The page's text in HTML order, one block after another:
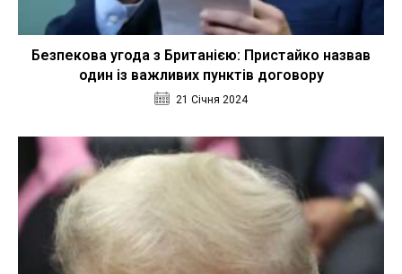
Безпекова угода з Британією: Пристайко назвав
один із важливих пунктів договору
21 Січня 2024